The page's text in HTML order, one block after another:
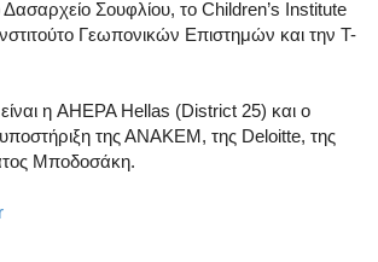
Σουφλίου, το Children’s Institute
Γεωπονικών Επιστημών και την T-
η AHEPA Hellas (District 25) και ο
της ΑΝΑΚΕΜ, της Deloitte, της
Μποδοσάκη.